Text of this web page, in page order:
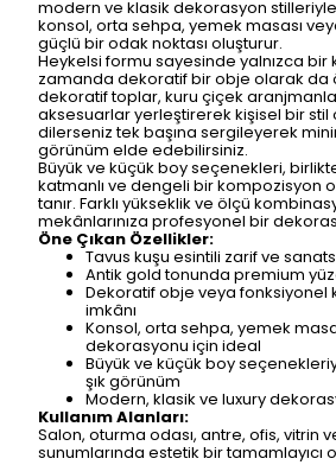
modern ve klasik dekorasyon
konsol, orta sehpa, yemek masası
güçlü bir odak noktası oluşturur.
Heykelsi formu sayesinde yalnızca bir
zamanda dekoratif bir obje olarak da
dekoratif toplar, kuru çiçek
aksesuarlar yerleştirerek kişisel bir stil
dilerseniz tek başına sergileyerek
görünüm elde edebilirsiniz.
Büyük ve küçük boy seçenekleri,
katmanlı ve dengeli bir kompozisyon
tanır. Farklı yükseklik ve ölçü
mekânlarınıza profesyonel bir
Öne Çıkan Özellikler:
Tavus kuşu esintili zarif ve
Antik gold tonunda premium
Dekoratif obje veya fonksiyonel
imkânı
Konsol, orta sehpa, yemek
dekorasyonu için ideal
Büyük ve küçük boy
şık görünüm
Modern, klasik ve luxury
Kullanım Alanları:
Salon, oturma odası, antre, ofis, vitrin
sunumlarında estetik bir tamamlayıcı